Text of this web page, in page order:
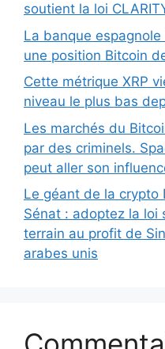
soutient la loi
La banque
une position Bitcoin
Cette métrique XRP
niveau le plus bas
Les marchés du
par des criminels.
peut aller son
Le géant de la crypto
Sénat : adoptez la loi
terrain au profit de
arabes unis